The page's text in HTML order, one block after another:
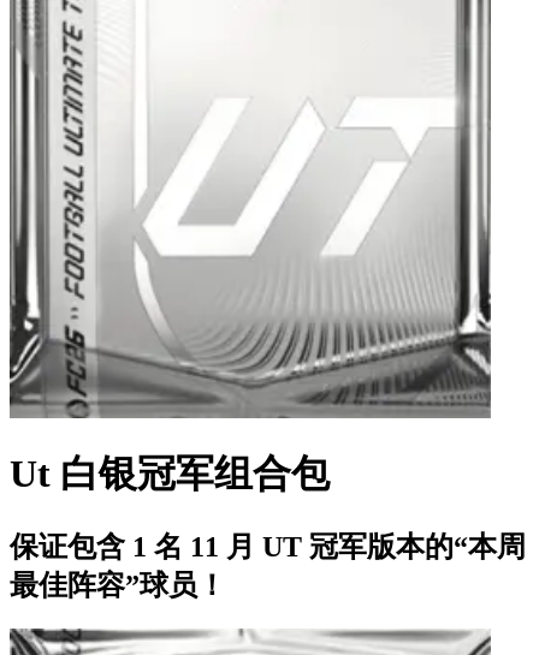
Ut 白银冠军组合包
保证包含 1 名 11 月 UT 冠军版本的“本周
最佳阵容”球员！